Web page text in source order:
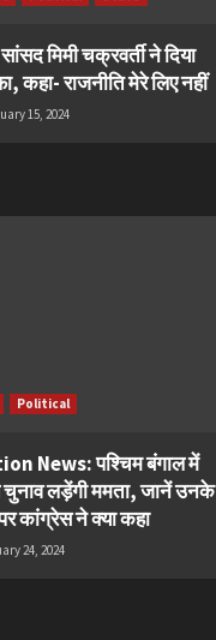
मिमी चक्रवर्ती ने दिया
कहा- राजनीति मेरे लिए नहीं
15, 2024
Political
News: पश्चिम बंगाल में
लड़ेंगी ममता, जानें उनके
कांग्रेस ने क्या कहा
24, 2024